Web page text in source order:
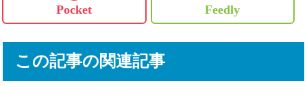
Pocket Feedly
この記事の関連記事